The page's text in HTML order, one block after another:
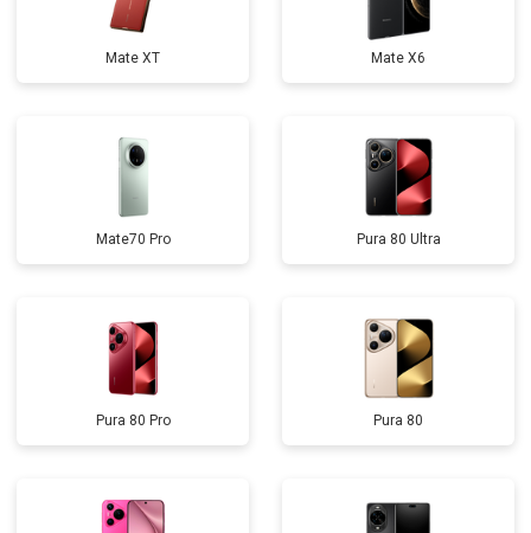
Mate XT Mate X6
Mate70 Pro Pura 80 Ultra
Pura 80 Pro Pura 80